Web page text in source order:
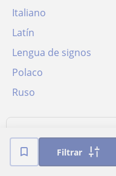
Filtrar
Italiano
Latín
Lengua de signos
Polaco
Ruso
Francés en
San Esteban-